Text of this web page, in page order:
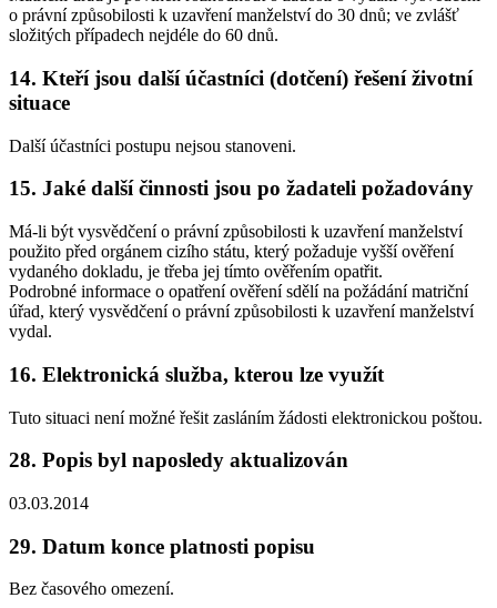
o právní způsobilosti k uzavření manželství do 30 dnů; ve zvlášť
složitých případech nejdéle do 60 dnů.
14. Kteří jsou další účastníci (dotčení) řešení životní
situace
Další účastníci postupu nejsou stanoveni.
15. Jaké další činnosti jsou po žadateli požadovány
Má-li být vysvědčení o právní způsobilosti k uzavření manželství
použito před orgánem cizího státu, který požaduje vyšší ověření
vydaného dokladu, je třeba jej tímto ověřením opatřit.
Podrobné informace o opatření ověření sdělí na požádání matriční
úřad, který vysvědčení o právní způsobilosti k uzavření manželství
vydal.
16. Elektronická služba, kterou lze využít
Tuto situaci není možné řešit zasláním žádosti elektronickou poštou.
28. Popis byl naposledy aktualizován
03.03.2014
29. Datum konce platnosti popisu
Bez časového omezení.